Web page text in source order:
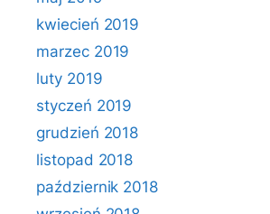
kwiecień 2019
marzec 2019
luty 2019
styczeń 2019
grudzień 2018
listopad 2018
październik 2018